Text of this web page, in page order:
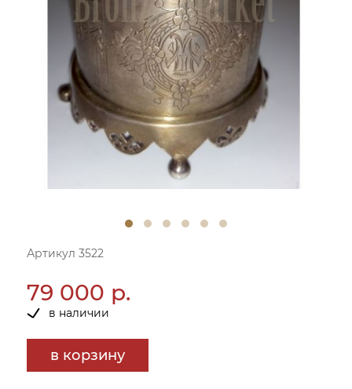
Артикул 3522
79 000 р.
в наличии
в корзину